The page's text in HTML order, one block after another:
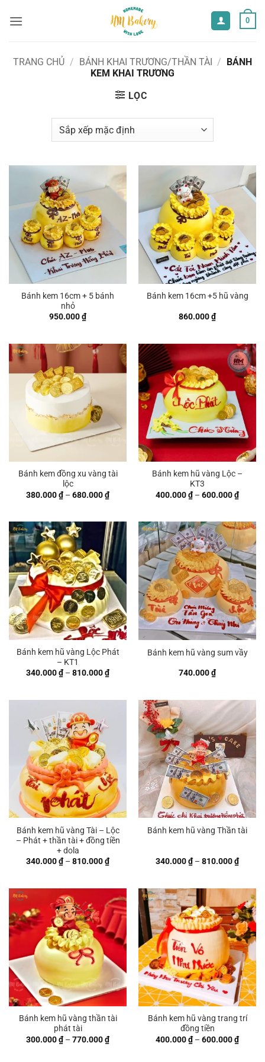
qua
0
TRANG CHỦ / BÁNH KHAI TRƯƠNG/THẦN TÀI / BÁNH
KEM KHAI TRƯƠNG
LỌC
Bánh kem 16cm + 5 bánh
nhỏ
950.000₫
Bánh kem 16cm +5 hũ vàng
860.000₫
Bánh kem đồng xu vàng tài
lộc
380.000₫ – 680.000₫Khoảng
giá:
đến
680.000 ₫
Bánh kem hũ vàng Lộc –
KT3
400.000₫ – 600.000₫
giá:
đến
Bánh kem hũ vàng Lộc Phát
– KT1
340.000₫ – 810.000₫Khoảng
giá:
đến
810.000 ₫
Bánh kem hũ vàng sum vầy
740.000₫
Bánh kem hũ vàng Tài – Lộc
– Phát + thần tài + đồng tiền
+ dola
340.000₫ – 810.000₫Khoảng
giá:
đến
810.000 ₫
Bánh kem hũ vàng Thần tài
340.000₫ – 810.000₫
giá:
đến
Bánh kem hũ vàng thần tài
phát tài
300.000₫ – 770.000₫Khoảng
giá:
Bánh kem hũ vàng trang trí
đồng tiền
400.000₫ – 600.000₫
giá: